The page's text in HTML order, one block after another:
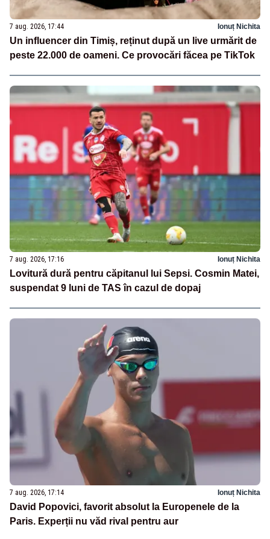
7 aug. 2026, 17:44 Ionuț Nichita
Un influencer din Timiș, reținut după un live urmărit de
peste 22.000 de oameni. Ce provocări făcea pe TikTok
7 aug. 2026, 17:16 Ionuț Nichita
Lovitură dură pentru căpitanul lui Sepsi. Cosmin Matei,
suspendat 9 luni de TAS în cazul de dopaj
7 aug. 2026, 17:14 Ionuț Nichita
David Popovici, favorit absolut la Europenele de la
Paris. Experții nu văd rival pentru aur